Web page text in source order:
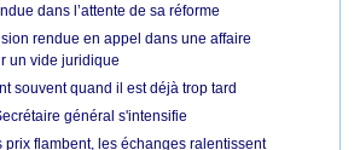
dans l’attente de sa réforme
rendue en appel dans une affaire
un vide juridique
souvent quand il est déjà trop tard
général s'intensifie
prix flambent, les échanges ralentissent